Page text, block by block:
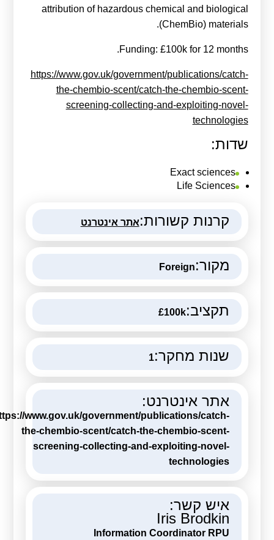
attribution of hazardous chemical and biological
(ChemBio) materials.
Funding: £100k for 12 months.
https://www.gov.uk/government/publications/catch-
the-chembio-scent/catch-the-chembio-scent-
screening-collecting-and-exploiting-novel-
technologies
שדות:
Exact sciences
Life Sciences
קרנות קשורות:אתר אינטרנט
מקור:Foreign
תקציב:£100k
שנות מחקר:1
אתר אינטרנט:
www.gov.uk/government/publications/catch-
the-chembio-scent/catch-the-chembio-scent-
screening-collecting-and-exploiting-novel-
technologies
איש קשר:
Iris Brodkin
Information Coordinator RPU